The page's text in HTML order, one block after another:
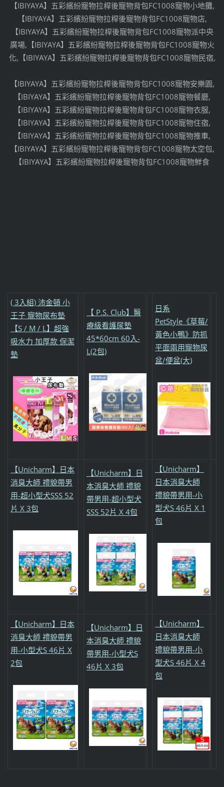
【IBIYAYA】五彩繽紛寵物拉桿後寵物背包FC1008寵物小地攤,
【IBIYAYA】五彩繽紛寵物拉桿後寵物背包FC1008寵物店,
【IBIYAYA】五彩繽紛寵物拉桿後寵物背包FC1008寵物派中央
廣場,【IBIYAYA】五彩繽紛寵物拉桿後寵物背包FC1008寵物火
化,【IBIYAYA】五彩繽紛寵物拉桿後寵物背包FC1008寵物民宿,
【IBIYAYA】五彩繽紛寵物拉桿後寵物背包FC1008寵物安樂園,
【IBIYAYA】五彩繽紛寵物拉桿後寵物背包FC1008寵物餐廳,
【IBIYAYA】五彩繽紛寵物拉桿後寵物背包FC1008寵物衣服,
【IBIYAYA】五彩繽紛寵物拉桿後寵物背包FC1008寵物住宿,
【IBIYAYA】五彩繽紛寵物拉桿後寵物背包FC1008寵物推車,
【IBIYAYA】五彩繽紛寵物拉桿後寵物背包FC1008寵物太空包,
【IBIYAYA】五彩繽紛寵物拉桿後寵物背包FC1008寵物鮮食
( 3入組) 沛金頓 小
王子 寵物尿布墊
【S / M / L】超強
吸水力 加厚款 保潔
墊
【 P.S. Club】醫
療級看護尿墊
45*60cm 60入-
L(2包)
日系
PetStyle《草莓/
黃色小鴨》防抓
平面兩用寵物尿
盆/便盆(大)
【Unicharm】日本
消臭大師 禮貌帶男
用-超小型犬SSS 52
片 X 3包
【Unicharm】日
本消臭大師 禮貌
帶男用-超小型犬
SSS 52片 X 4包
【Unicharm】
日本消臭大師
禮貌帶男用-小
型犬S 46片 X 1
包
【Unicharm】日本
消臭大師 禮貌帶男
用-小型犬S 46片 X
2包
【Unicharm】日
本消臭大師 禮貌
帶男用-小型犬S
46片 X 3包
【Unicharm】
日本消臭大師
禮貌帶男用-小
型犬S 46片 X 4
包